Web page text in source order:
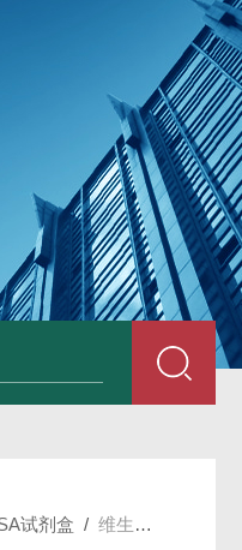
兔载脂蛋白B（apo-B）
试剂盒 /维生素A（VA）ELISA试剂盒（种属：大鼠）